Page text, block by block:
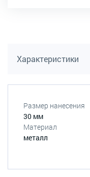
Характеристики
Размер нанесения
30 мм
Материал
металл